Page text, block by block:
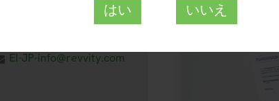
はい いいえ
Euroimmun Japan 株式会社
EI-JP-info@revvity.com